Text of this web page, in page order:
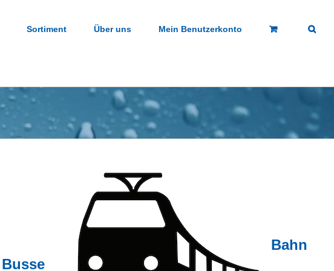
Sortiment Über uns Mein Benutzerkonto
Busse
Bahn